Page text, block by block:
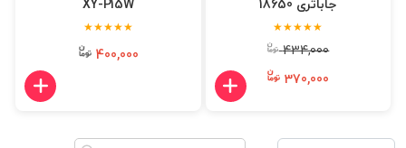
جاباتری 18650
★★★★★
434,000
370,000
XY-P15W
★★★★★
400,000